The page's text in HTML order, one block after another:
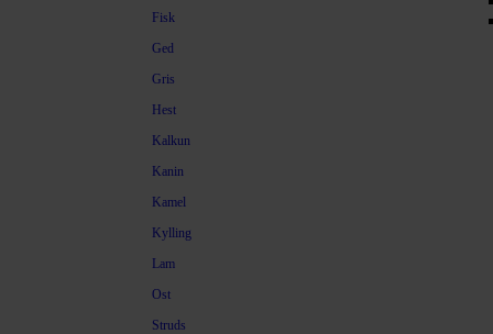
Fisk
Ged
Gris
Hest
Kalkun
Kanin
Kamel
Kylling
Lam
Ost
Struds